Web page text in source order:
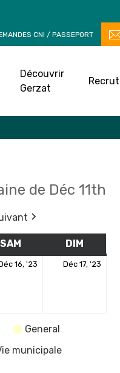
CNI / PASSEPORT
Découvrir
Gerzat
de Déc 11th
SAM DIM
16, '23 Déc 17, '23
General
municipale